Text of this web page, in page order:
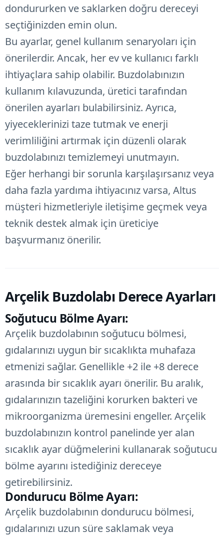
dondururken ve saklarken doğru dereceyi
seçtiğinizden emin olun.
Bu ayarlar, genel kullanım senaryoları için
önerilerdir. Ancak, her ev ve kullanıcı farklı
ihtiyaçlara sahip olabilir. Buzdolabınızın
kullanım kılavuzunda, üretici tarafından
önerilen ayarları bulabilirsiniz. Ayrıca,
yiyeceklerinizi taze tutmak ve enerji
verimliliğini artırmak için düzenli olarak
buzdolabınızı temizlemeyi unutmayın.
Eğer herhangi bir sorunla karşılaşırsanız veya
daha fazla yardıma ihtiyacınız varsa, Altus
müşteri hizmetleriyle iletişime geçmek veya
teknik destek almak için üreticiye
başvurmanız önerilir.
Arçelik Buzdolabı Derece Ayarları
Soğutucu Bölme Ayarı:
Arçelik buzdolabının soğutucu bölmesi,
gıdalarınızı uygun bir sıcaklıkta muhafaza
etmenizi sağlar. Genellikle +2 ile +8 derece
arasında bir sıcaklık ayarı önerilir. Bu aralık,
gıdalarınızın tazeliğini korurken bakteri ve
mikroorganizma üremesini engeller. Arçelik
buzdolabınızın kontrol panelinde yer alan
sıcaklık ayar düğmelerini kullanarak soğutucu
bölme ayarını istediğiniz dereceye
getirebilirsiniz.
Dondurucu Bölme Ayarı:
Arçelik buzdolabının dondurucu bölmesi,
gıdalarınızı uzun süre saklamak veya